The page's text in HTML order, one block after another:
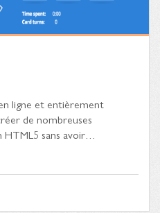
ligne et entièrement
de nombreuses
HTML5 sans avoir…